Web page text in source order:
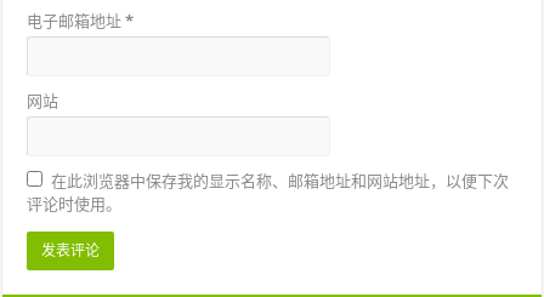
电子邮箱地址*
网站
在此浏览器中保存我的显示名称、邮箱地址和网站地址，以便下次
评论时使用。